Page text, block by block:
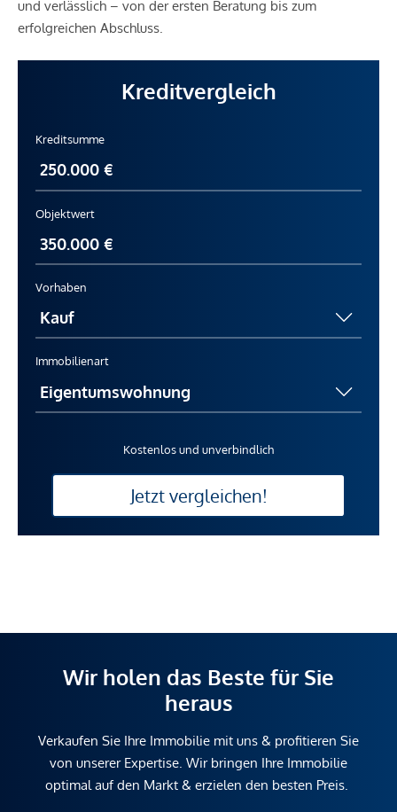
und verlässlich – von der ersten Beratung bis zum
erfolgreichen Abschluss.
Kreditvergleich
Kreditsumme
Objektwert
Vorhaben
Immobilienart
Kostenlos und unverbindlich
Jetzt vergleichen!
Wir holen das Beste für Sie
heraus
Verkaufen Sie Ihre Immobilie mit uns & profitieren Sie
von unserer Expertise. Wir bringen Ihre Immobilie
optimal auf den Markt & erzielen den besten Preis.